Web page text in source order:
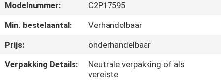
KWALITEITSCONTROLE
NEEM
CONTACT
Modelnummer:
C2P17595
Min. bestelaantal:
Verhandelbaar
Prijs:
onderhandelbaar
Verpakking Details:
Neutrale verpakking of als
vereiste